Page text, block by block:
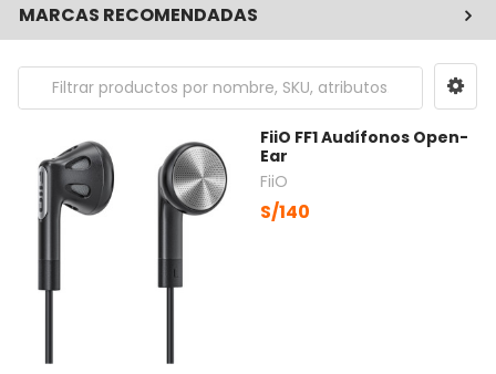
MARCAS RECOMENDADAS
FiiO FF1 Audífonos Open-
Ear
FiiO
S/140